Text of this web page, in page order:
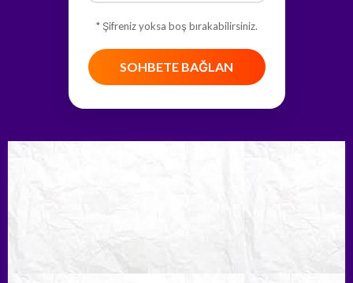
* Şifreniz yoksa boş bırakabilirsiniz.
SOHBETE BAĞLAN